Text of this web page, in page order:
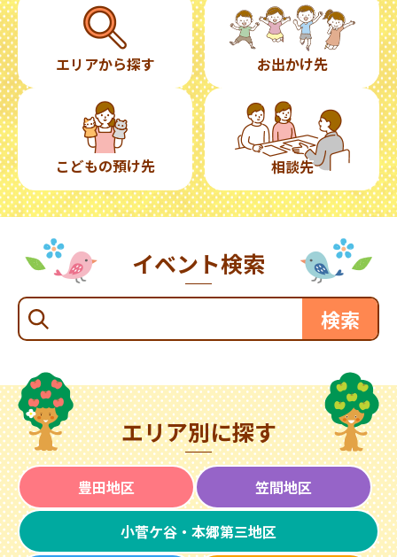
エリアから探す お出かけ先
こどもの預け先 相談先
イベント検索
エリア別に探す
豊田地区 笠間地区
小菅ケ谷・本郷第三地区